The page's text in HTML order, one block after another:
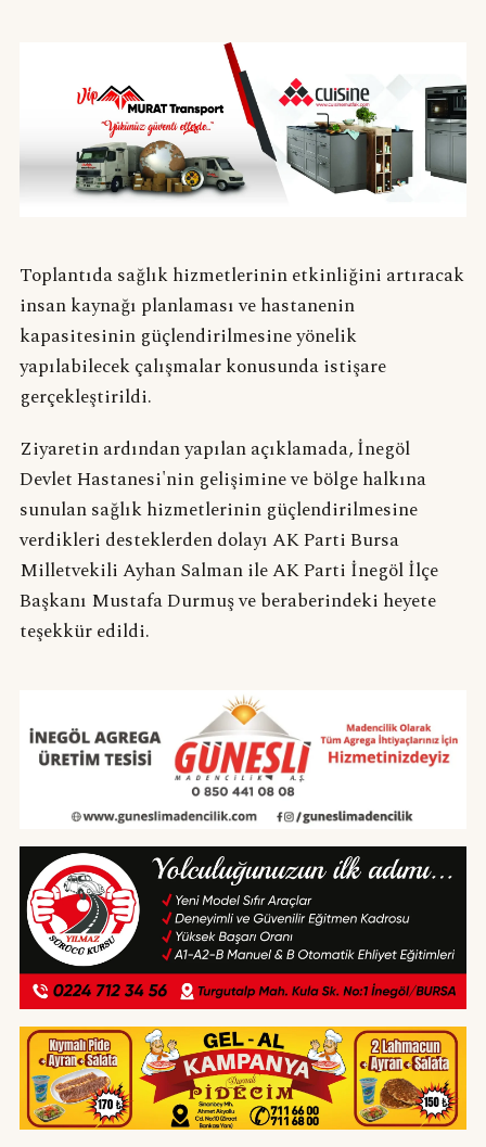
Toplantıda sağlık hizmetlerinin etkinliğini artıracak
insan kaynağı planlaması ve hastanenin
kapasitesinin güçlendirilmesine yönelik
yapılabilecek çalışmalar konusunda istişare
gerçekleştirildi.
Ziyaretin ardından yapılan açıklamada, İnegöl
Devlet Hastanesi'nin gelişimine ve bölge halkına
sunulan sağlık hizmetlerinin güçlendirilmesine
verdikleri desteklerden dolayı AK Parti Bursa
Milletvekili Ayhan Salman ile AK Parti İnegöl İlçe
Başkanı Mustafa Durmuş ve beraberindeki heyete
teşekkür edildi.